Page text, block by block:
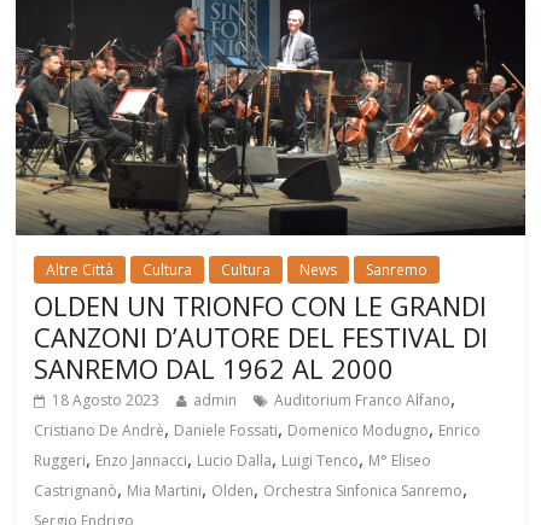
Altre Città Cultura Cultura News Sanremo
OLDEN UN TRIONFO CON LE GRANDI
CANZONI D’AUTORE DEL FESTIVAL DI
SANREMO DAL 1962 AL 2000
18 Agosto 2023 admin Auditorium Franco Alfano,
Cristiano De Andrè, Daniele Fossati, Domenico Modugno, Enrico
Ruggeri, Enzo Jannacci, Lucio Dalla, Luigi Tenco, M° Eliseo
Castrignanò, Mia Martini, Olden, Orchestra Sinfonica Sanremo,